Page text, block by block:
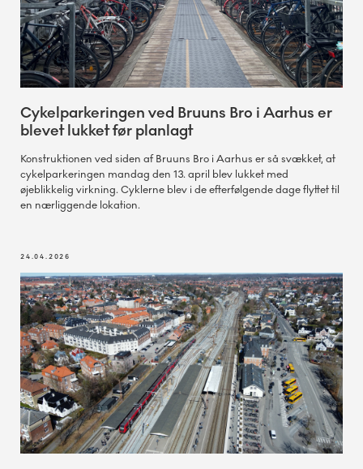
Cykelparkeringen ved Bruuns Bro i Aarhus er
blevet lukket før planlagt
Konstruktionen ved siden af Bruuns Bro i Aarhus er så svækket, at
cykelparkeringen mandag den 13. april blev lukket med
øjeblikkelig virkning. Cyklerne blev i de efterfølgende dage flyttet til
en nærliggende lokation.
24.04.2026